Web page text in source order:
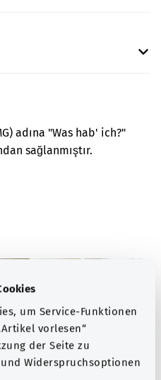
um Service-Funktionen
vorlesen“
der Seite zu
Widerspruchsoptionen
adına "Was hab' ich?"
sağlanmıştır.